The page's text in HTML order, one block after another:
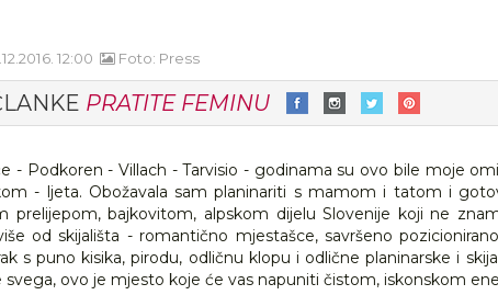
12:00 Foto: Press
PRATITE FEMINU
- Podkoren - Villach - Tarvisio - godinama su ovo bile moje
- ljeta. Obožavala sam planinariti s mamom i tatom i
bajkovitom, alpskom dijelu Slovenije koji ne
od skijališta - romantično mjestašce, savršeno
s puno kisika, pirodu, odličnu klopu i odlične planinarske i
svega, ovo je mjesto koje će vas napuniti čistom, iskonskom